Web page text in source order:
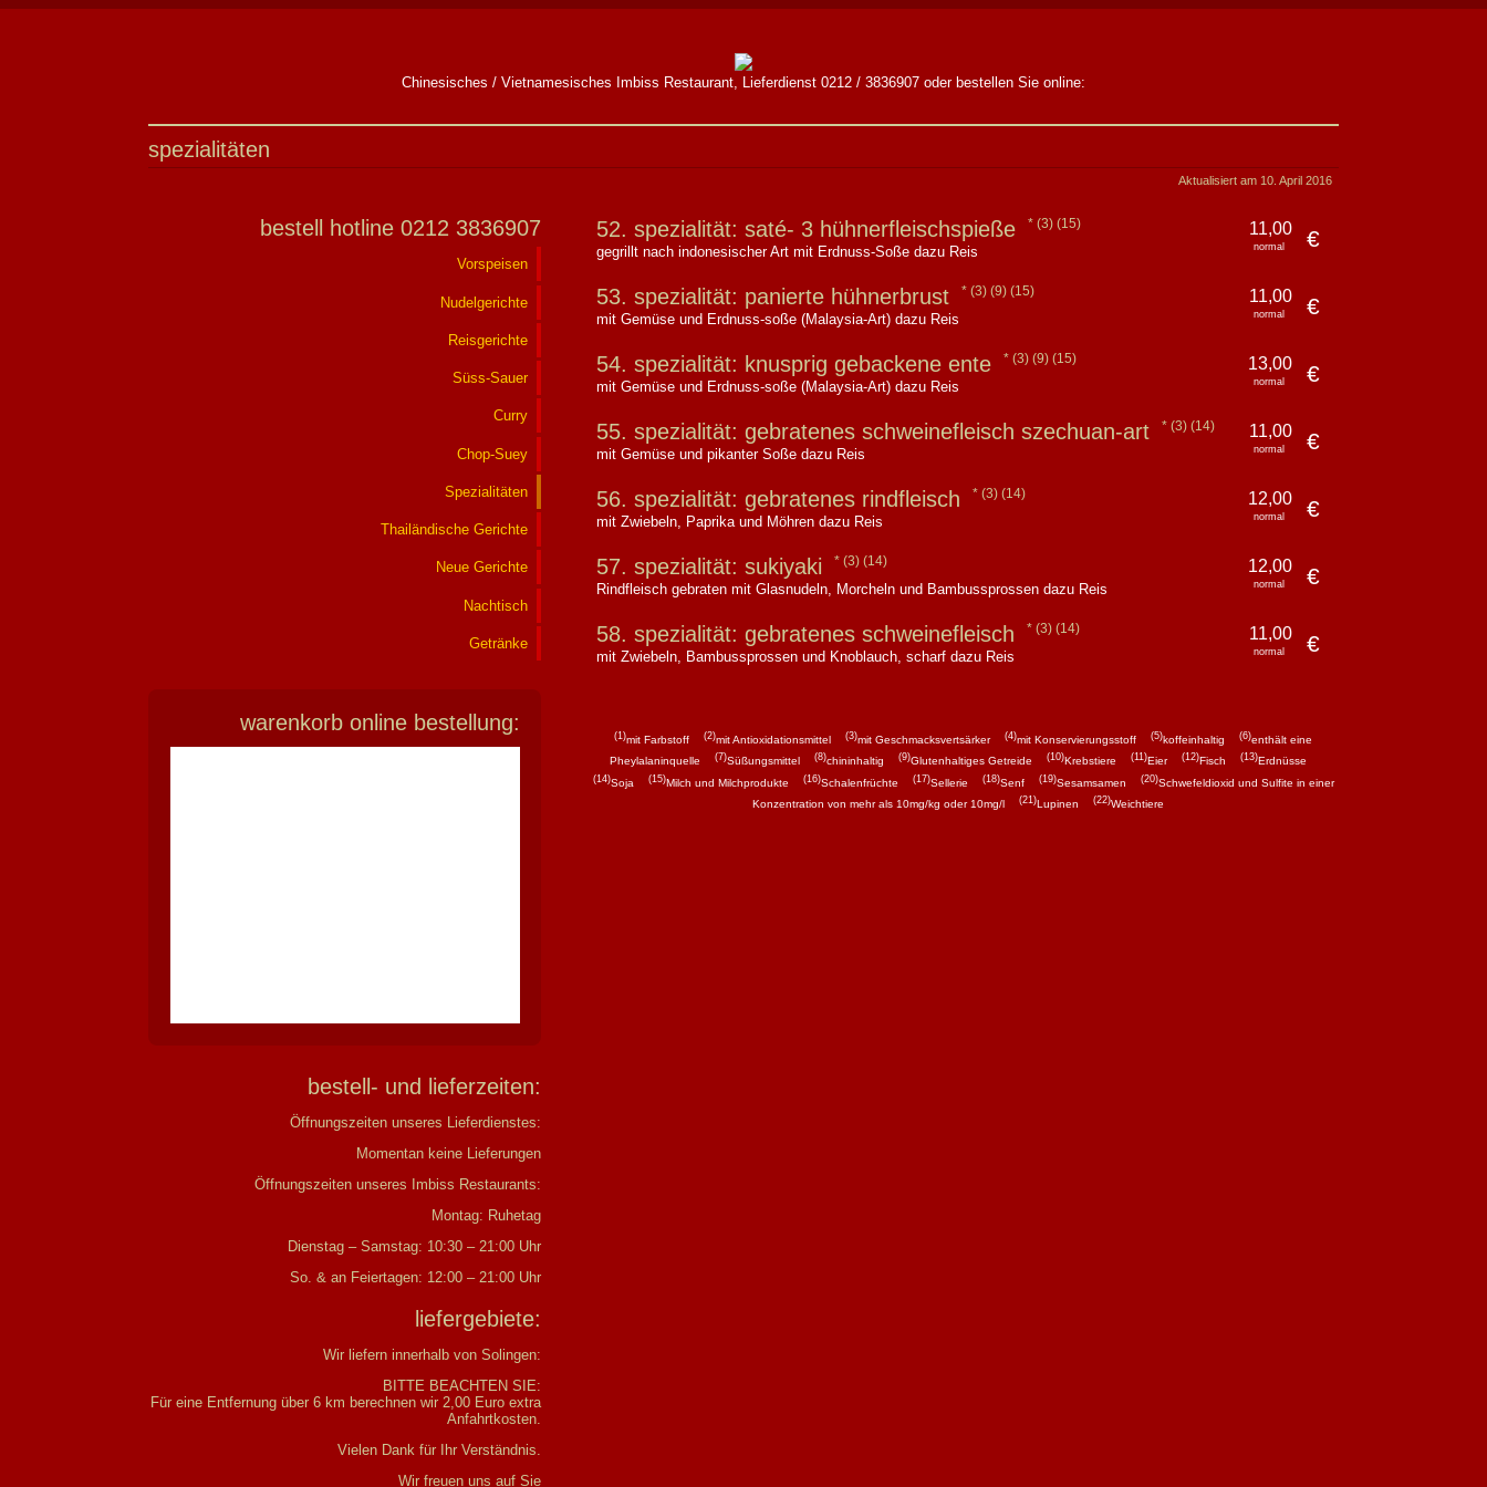
Chinesisches / Vietnamesisches Imbiss Restaurant, Lieferdienst 0212 / 3836907 oder bestellen Sie online:
spezialitäten
Aktualisiert am 10. April 2016
11,00
normal €
52. spezialität: saté- 3 hühnerfleischspieße (3) (15)
gegrillt nach indonesischer Art mit Erdnuss-Soße dazu Reis
11,00
normal €
53. spezialität: panierte hühnerbrust (3) (9) (15)
mit Gemüse und Erdnuss-soße (Malaysia-Art) dazu Reis
13,00
normal €
54. spezialität: knusprig gebackene ente (3) (9) (15)
mit Gemüse und Erdnuss-soße (Malaysia-Art) dazu Reis
11,00
normal €
55. spezialität: gebratenes schweinefleisch szechuan-art (3) (14)
mit Gemüse und pikanter Soße dazu Reis
12,00
normal €
56. spezialität: gebratenes rindfleisch (3) (14)
mit Zwiebeln, Paprika und Möhren dazu Reis
12,00
normal €
57. spezialität: sukiyaki (3) (14)
Rindfleisch gebraten mit Glasnudeln, Morcheln und Bambussprossen dazu Reis
11,00
normal €
58. spezialität: gebratenes schweinefleisch (3) (14)
mit Zwiebeln, Bambussprossen und Knoblauch, scharf dazu Reis
(1)mit Farbstoff (2)mit Antioxidationsmittel (3)mit Geschmacksvertsärker (4)mit Konservierungsstoff (5)koffeinhaltig (6)enthält eine
Pheylalaninquelle
(7)Süßungsmittel (8)chininhaltig (9)Glutenhaltiges Getreide (10)Krebstiere (11)Eier (12)Fisch (13)Erdnüsse
(14)Soja (15)Milch und Milchprodukte (16)Schalenfrüchte (17)Sellerie (18)Senf (19)Sesamsamen (20)Schwefeldioxid und Sulfite in einer
Konzentration von mehr als 10mg/kg oder 10mg/l
(21)Lupinen (22)Weichtiere
bestell hotline 0212 3836907
Vorspeisen
Nudelgerichte
Reisgerichte
Süss-Sauer
Curry
Chop-Suey
Spezialitäten
Thailändische Gerichte
Neue Gerichte
Nachtisch
Getränke
warenkorb online bestellung:
bestell- und lieferzeiten:
Öffnungszeiten unseres Lieferdienstes:
Momentan keine Lieferungen
Öffnungszeiten unseres Imbiss Restaurants:
Montag: Ruhetag
Dienstag – Samstag: 10:30 – 21:00 Uhr
So. & an Feiertagen: 12:00 – 21:00 Uhr
liefergebiete:
Wir liefern innerhalb von Solingen:
BITTE BEACHTEN SIE:
Für eine Entfernung über 6 km berechnen wir 2,00 Euro extra
Anfahrtkosten.
Vielen Dank für Ihr Verständnis.
Wir freuen uns auf Sie